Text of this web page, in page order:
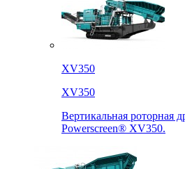
XV350
XV350
Вертикальная роторная
Powerscreen® XV350.